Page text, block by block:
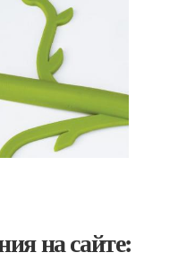
на сайте: